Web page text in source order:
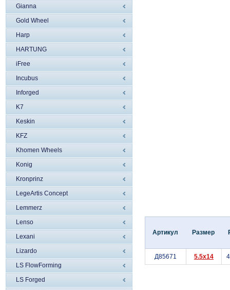
Gianna
Gold Wheel
Harp
HARTUNG
iFree
Incubus
Inforged
K7
Keskin
KFZ
Khomen Wheels
Konig
Kronprinz
LegeArtis Concept
Lemmerz
Lenso
Lexani
Lizardo
LS FlowForming
LS Forged
Артикул Размер
Д85671 5.5x14